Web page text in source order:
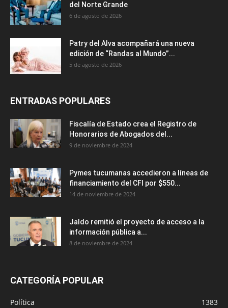
del Norte Grande
6 de agosto de 2026
Patry del Alva acompañará una nueva
edición de “Randas al Mundo”...
5 de agosto de 2026
ENTRADAS POPULARES
Fiscalía de Estado crea el Registro de
Honorarios de Abogados del...
9 de noviembre de 2024
Pymes tucumanas accedieron a líneas de
financiamiento del CFI por $550...
14 de noviembre de 2024
Jaldo remitió el proyecto de acceso a la
información pública a...
8 de noviembre de 2024
CATEGORÍA POPULAR
Política
1383